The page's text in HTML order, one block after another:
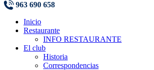
963 690 658
Inicio
Restaurante
INFO RESTAURANTE
El club
Historia
Correspondencias